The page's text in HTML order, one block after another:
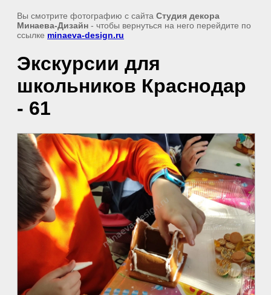
Вы смотрите фотографию с сайта Студия декора
Минаева-Дизайн - чтобы вернуться на него перейдите по
ссылке minaeva-design.ru
Экскурсии для
школьников Краснодар
- 61